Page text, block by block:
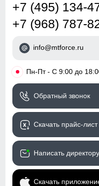
+7 (495) 134-
+7 (968) 787-
info@mtforce.ru
• Пн-Пт - С 9:00 до
Обратный звонок
Скачать прайс-лист
Написать директору
Скачать